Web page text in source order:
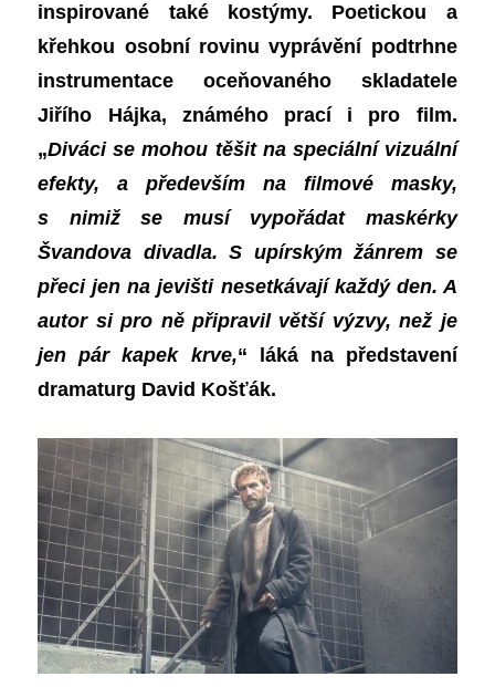
inspirované také kostýmy. Poetickou a
křehkou osobní rovinu vyprávění podtrhne
instrumentace oceňovaného skladatele
Jiřího Hájka, známého prací i pro film.
„Diváci se mohou těšit na speciální vizuální
efekty, a především na filmové masky,
s nimiž se musí vypořádat maskérky
Švandova divadla. S upírským žánrem se
přeci jen na jevišti nesetkávají každý den. A
autor si pro ně připravil větší výzvy, než je
jen pár kapek krve,“ láká na představení
dramaturg David Košťák.